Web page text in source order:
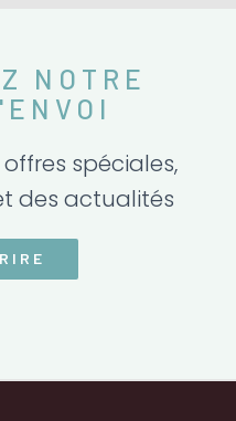
NOTRE
spéciales,
des actualités